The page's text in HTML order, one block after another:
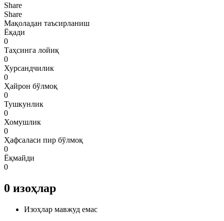
Share
Share
Мақоладан таъсирланиш
Ёқади
0
Таҳсинга лойиқ
0
Хурсандчилик
0
Ҳайрон бўлмоқ
0
Тушкунлик
0
Хомушлик
0
Ҳафсаласи пир бўлмоқ
0
Ёқмайди
0
0 изоҳлар
Изоҳлар мавжуд емас